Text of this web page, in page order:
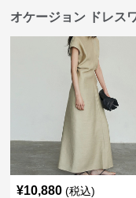
オケージョン ドレス
¥10,880 (税込)